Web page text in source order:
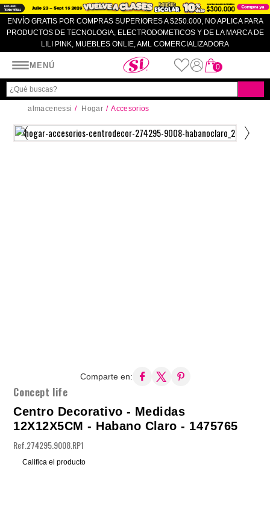
ENVÍO GRATIS POR COMPRAS SUPERIORES A $250.000, NO APLICA PARA
PRODUCTOS DE TECNOLOGIA, ELECTRODOMETICOS Y DE LA MARCA DE
LILI PINK, MUEBLES ONLIE, AML COMERCIALIZADORA
MENÚ
Almacenes SI
0
almacenessi Hogar Accesorios
Comparte en:
Concept life
Centro Decorativo - Medidas
12X12X5CM - Habano Claro - 1475765
Ref. 274295.9008.RP1
Califica el producto